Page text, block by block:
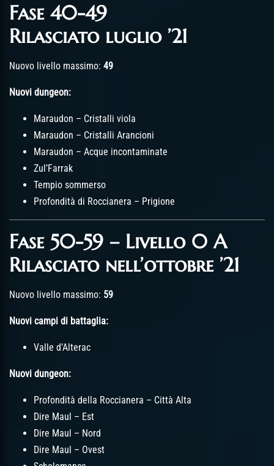
Fase 40-49
Rilasciato luglio ’21
Nuovo livello massimo: 49
Nuovi dungeon:
Maraudon – Cristalli viola
Maraudon – Cristalli Arancioni
Maraudon – Acque incontaminate
Zul’Farrak
Tempio sommerso
Profondità di Roccianera – Prigione
Fase 50-59 – Livello 0 A
Rilasciato nell’ottobre ’21
Nuovo livello massimo: 59
Nuovi campi di battaglia:
Valle d’Alterac
Nuovi dungeon:
Profondità della Roccianera – Città Alta
Dire Maul – Est
Dire Maul – Nord
Dire Maul – Ovest